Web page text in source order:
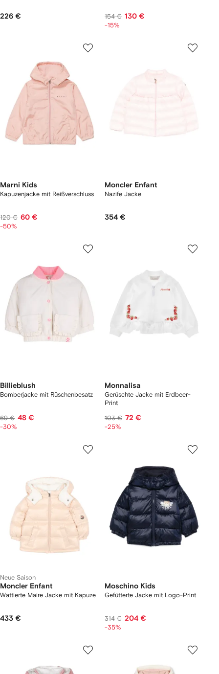
226 € 154 € 130 €
-15%
Marni Kids
Kapuzenjacke mit Reißverschluss
120 € 60 €
-50%
Moncler Enfant
Nazife Jacke
354 €
Billieblush
Bomberjacke mit Rüschenbesatz
69 € 48 €
-30%
Monnalisa
Gerüschte Jacke mit Erdbeer-
Print
103 € 72 €
-25%
Neue Saison
Moncler Enfant
Wattierte Maire Jacke mit Kapuze
433 €
Moschino Kids
Gefütterte Jacke mit Logo-Print
314 € 204 €
-35%